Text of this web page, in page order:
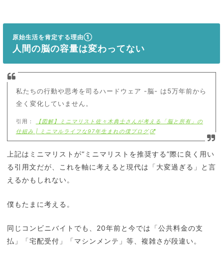
原始生活を肯定する理由①
人間の脳の容量は変わってない
私たちの行動や思考を司るハードウェア -脳- は5万年前から
全く変化していません。
引用：
【図解】ミニマリスト佐々木典士さんが考える「脳と所有」の
仕組み | ミニマルライフな97年生まれの僕ブログ
上記はミニマリストが“ミニマリストを推奨する”際に良く用い
る引用文だが、これを軸に考えると現代は「大変過ぎる」と言
えるかもしれない。
僕もたまに考える。
同じコンビニバイトでも、20年前と今では「公共料金の支
払」「宅配受付」「マシンメンテ」等、複雑さが段違い。